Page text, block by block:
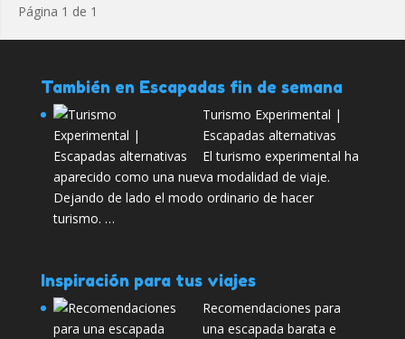
Página 1 de 1
También en Escapadas fin de semana
Turismo Experimental |
Escapadas alternativas
El turismo experimental ha
aparecido como una nueva modalidad de viaje.
Dejando de lado el modo ordinario de hacer
turismo. …
Inspiración para tus viajes
Recomendaciones para
una escapada barata e